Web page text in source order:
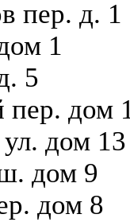
пер. д. 1
1
5
пер. дом
дом 13
дом 9
дом 8